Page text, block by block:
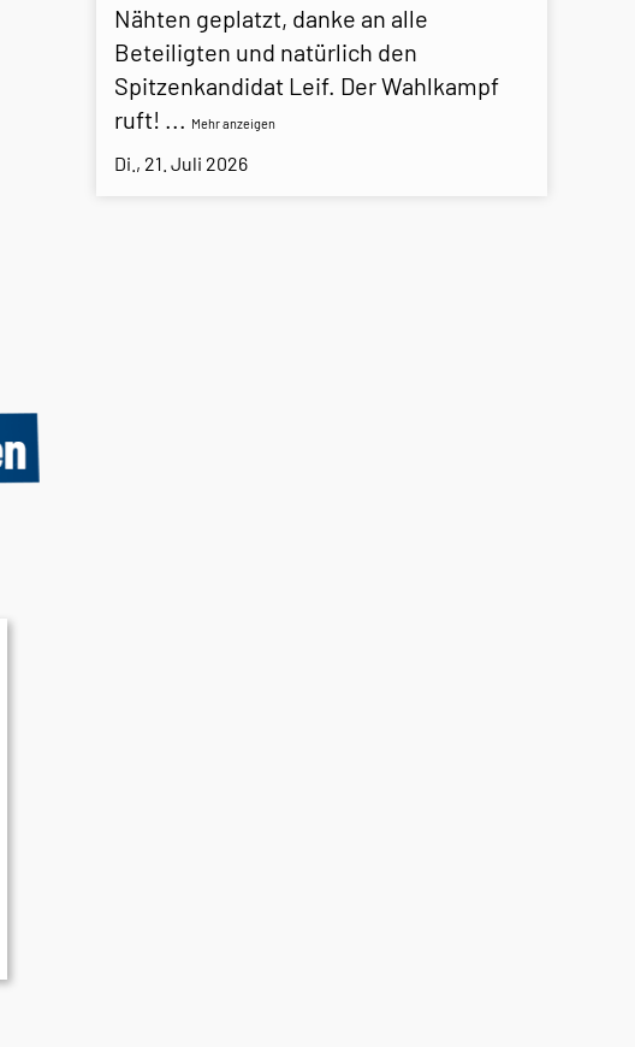
Nähten geplatzt, danke an alle
Beteiligten und natürlich den
Spitzenkandidat Leif. Der Wahlkampf
ruft! ... Mehr anzeigen
Di., 21. Juli 2026